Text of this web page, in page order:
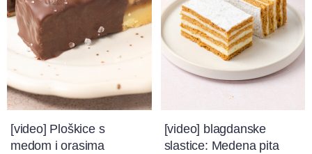
[video] Ploškice s
medom i orasima
[video] blagdanske
slastice: Medena pita